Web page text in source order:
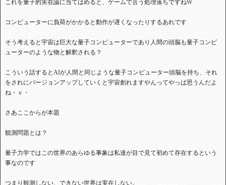
これを量子的実在論に当てはめると、ゲームで言う処理落ちですねW
コンピューターに負荷がかかると動作が遅くなったりするあれです
そう考えると宇宙は巨大な量子コンピューターであり人間の頭脳も量子コンピ
ューターのような物と解釈される？
こういう話するとAIが人間と同じような量子コンピューター頭脳を持ち、それ
をされにバージョンアップしていくと宇宙創れますやんってやっぱ思うんだよ
ね・ｖ・
さあここからが本題
観測問題とは？
量子力学ではこの世界のあらゆる事象は私達が目で見て初めて存在するという
事なのです
つまり観測しない、できない世界は実在しない。